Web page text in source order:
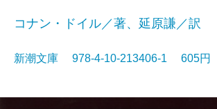
コナン・ドイル／著、延原謙／訳
新潮文庫 978-4-10-213406-1 605円